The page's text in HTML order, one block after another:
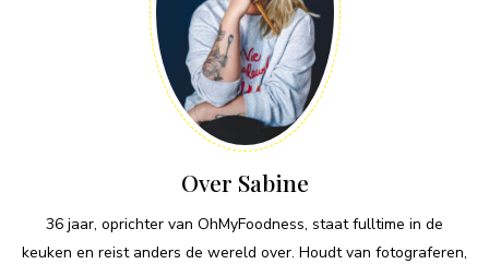
Over Sabine
36 jaar, oprichter van OhMyFoodness, staat fulltime in de
keuken en reist anders de wereld over. Houdt van fotograferen,